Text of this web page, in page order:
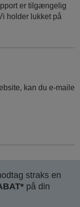
er tilgængelig
holder lukket på
kan du e-maile
straks en
på din